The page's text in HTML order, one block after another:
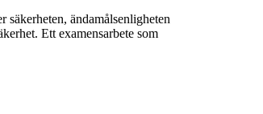
ändamålsenligheten
Ett examensarbete som